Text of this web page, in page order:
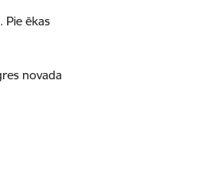
Pie ēkas
novada